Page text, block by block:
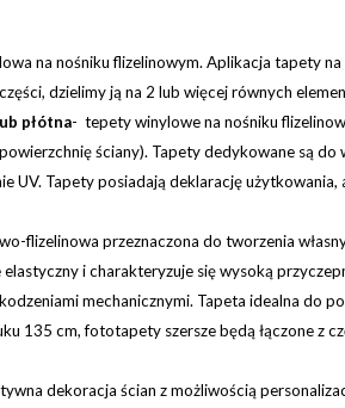
na nośniku flizelinowym. Aplikacja tapety
dzielimy ją na 2 lub więcej równych
płótna- tepety winylowe na nośniku
ściany). Tapety dedykowane są
UV. Tapety posiadają deklarację
flizelinowa przeznaczona do tworzenia
i charakteryzuje się wysoką
mechanicznymi. Tapeta idealna do
135 cm, fototapety szersze będą łączone z
dekoracja ścian z możliwością